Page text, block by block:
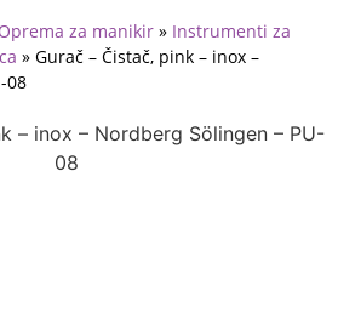
Oprema za manikir » Instrumenti za
» Gurač – Čistač, pink – inox –
08